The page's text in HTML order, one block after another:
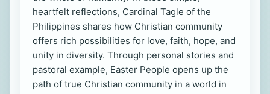
heartfelt reflections, Cardinal Tagle of the
Philippines shares how Christian community
offers rich possibilities for love, faith, hope, and
unity in diversity. Through personal stories and
pastoral example, Easter People opens up the
path of true Christian community in a world in